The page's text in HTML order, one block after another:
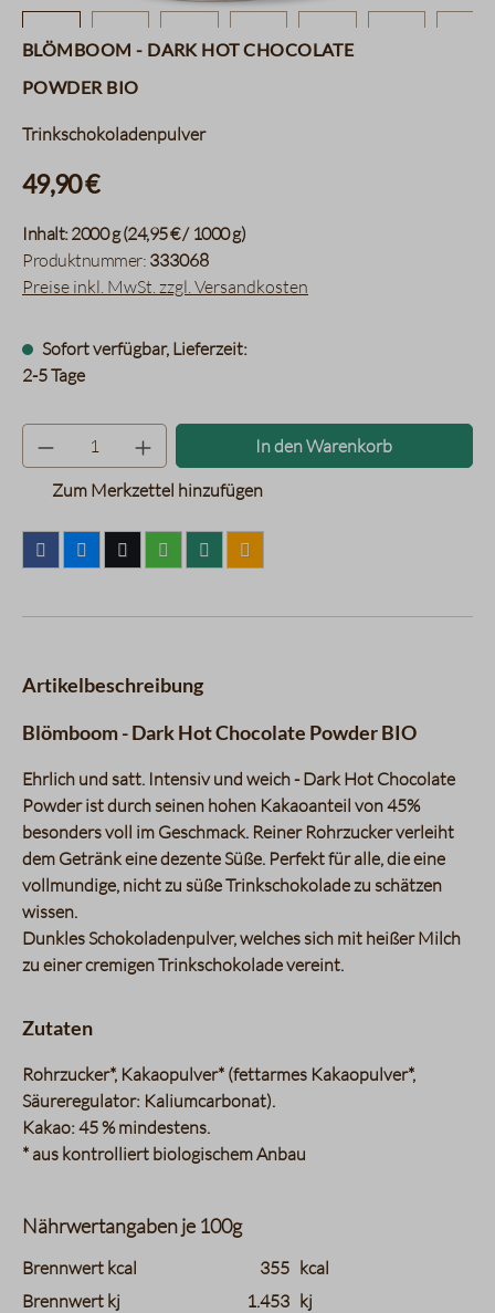
Blömboom - Dark Hot Chocolate
Powder BIO
Trinkschokoladenpulver
49,90 €
Inhalt:2000 g(24,95 € / 1000 g)
Produktnummer: 333068
Preise inkl. MwSt. zzgl. Versandkosten
Sofort verfügbar, Lieferzeit:
2-5 Tage
Produkt Anzahl: Gib den
In den Warenkorb
Zum Merkzettel hinzufügen
Artikelbeschreibung
Blömboom - Dark Hot Chocolate Powder BIO
Ehrlich und satt. Intensiv und weich - Dark Hot Chocolate
Powder ist durch seinen hohen Kakaoanteil von 45%
besonders voll im Geschmack. Reiner Rohrzucker verleiht
dem Getränk eine dezente Süße. Perfekt für alle, die eine
vollmundige, nicht zu süße Trinkschokolade zu schätzen
wissen.
Dunkles Schokoladenpulver, welches sich mit heißer Milch
zu einer cremigen Trinkschokolade vereint.
Zutaten
Rohrzucker*, Kakaopulver* (fettarmes Kakaopulver*,
Säureregulator: Kaliumcarbonat).
Kakao: 45 % mindestens.
* aus kontrolliert biologischem Anbau
Nährwertangaben je 100g
charts.nutritions.header_name charts.nutritions.header_value
Brennwert kcal 355 kcal
Brennwert kj
1.453 kj